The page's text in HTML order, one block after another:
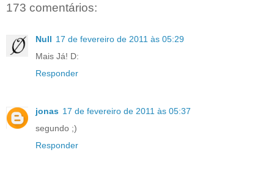
173 comentários:
Null 17 de fevereiro de 2011 às 05:29
Mais Já! D:
Responder
jonas 17 de fevereiro de 2011 às 05:37
segundo ;)
Responder